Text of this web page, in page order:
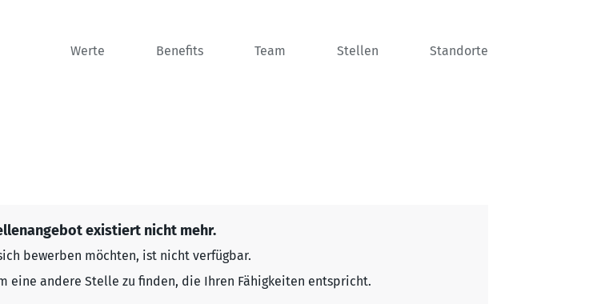
Werte Benefits Team Stellen Standorte
existiert nicht mehr.
bewerben möchten, ist nicht verfügbar.
eine andere Stelle zu finden, die Ihren Fähigkeiten entspricht.